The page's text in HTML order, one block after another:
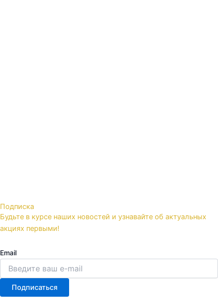
Подписка
Будьте в курсе наших новостей и узнавайте об актуальных
акциях первыми!
Email
Подписаться